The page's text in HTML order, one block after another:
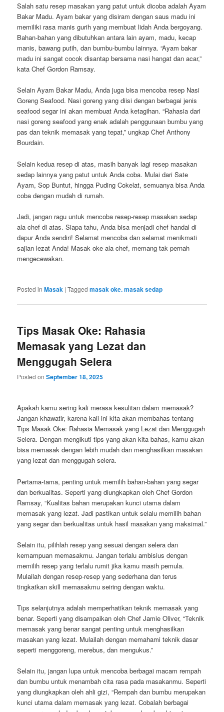
Salah satu resep masakan yang patut untuk dicoba adalah Ayam
Bakar Madu. Ayam bakar yang disiram dengan saus madu ini
memiliki rasa manis gurih yang membuat lidah Anda bergoyang.
Bahan-bahan yang dibutuhkan antara lain ayam, madu, kecap
manis, bawang putih, dan bumbu-bumbu lainnya. “Ayam bakar
madu ini sangat cocok disantap bersama nasi hangat dan acar,”
kata Chef Gordon Ramsay.
Selain Ayam Bakar Madu, Anda juga bisa mencoba resep Nasi
Goreng Seafood. Nasi goreng yang diisi dengan berbagai jenis
seafood segar ini akan membuat Anda ketagihan. “Rahasia dari
nasi goreng seafood yang enak adalah penggunaan bumbu yang
pas dan teknik memasak yang tepat,” ungkap Chef Anthony
Bourdain.
Selain kedua resep di atas, masih banyak lagi resep masakan
sedap lainnya yang patut untuk Anda coba. Mulai dari Sate
Ayam, Sop Buntut, hingga Puding Cokelat, semuanya bisa Anda
coba dengan mudah di rumah.
Jadi, jangan ragu untuk mencoba resep-resep masakan sedap
ala chef di atas. Siapa tahu, Anda bisa menjadi chef handal di
dapur Anda sendiri! Selamat mencoba dan selamat menikmati
sajian lezat Anda! Masak oke ala chef, memang tak pernah
mengecewakan.
Posted in Masak |Tagged masak oke. masak sedap
Tips Masak Oke: Rahasia
Memasak yang Lezat dan
Menggugah Selera
Posted onSeptember 18, 2025
Apakah kamu sering kali merasa kesulitan dalam memasak?
Jangan khawatir, karena kali ini kita akan membahas tentang
Tips Masak Oke: Rahasia Memasak yang Lezat dan Menggugah
Selera. Dengan mengikuti tips yang akan kita bahas, kamu akan
bisa memasak dengan lebih mudah dan menghasilkan masakan
yang lezat dan menggugah selera.
Pertama-tama, penting untuk memilih bahan-bahan yang segar
dan berkualitas. Seperti yang diungkapkan oleh Chef Gordon
Ramsay, “Kualitas bahan merupakan kunci utama dalam
memasak yang lezat. Jadi pastikan untuk selalu memilih bahan
yang segar dan berkualitas untuk hasil masakan yang maksimal.”
Selain itu, pilihlah resep yang sesuai dengan selera dan
kemampuan memasakmu. Jangan terlalu ambisius dengan
memilih resep yang terlalu rumit jika kamu masih pemula.
Mulailah dengan resep-resep yang sederhana dan terus
tingkatkan skill memasakmu seiring dengan waktu.
Tips selanjutnya adalah memperhatikan teknik memasak yang
benar. Seperti yang disampaikan oleh Chef Jamie Oliver, “Teknik
memasak yang benar sangat penting untuk menghasilkan
masakan yang lezat. Mulailah dengan memahami teknik dasar
seperti menggoreng, merebus, dan mengukus.”
Selain itu, jangan lupa untuk mencoba berbagai macam rempah
dan bumbu untuk menambah cita rasa pada masakanmu. Seperti
yang diungkapkan oleh ahli gizi, “Rempah dan bumbu merupakan
kunci utama dalam memasak yang lezat. Cobalah berbagai